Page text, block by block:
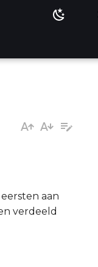
aan
verdeeld